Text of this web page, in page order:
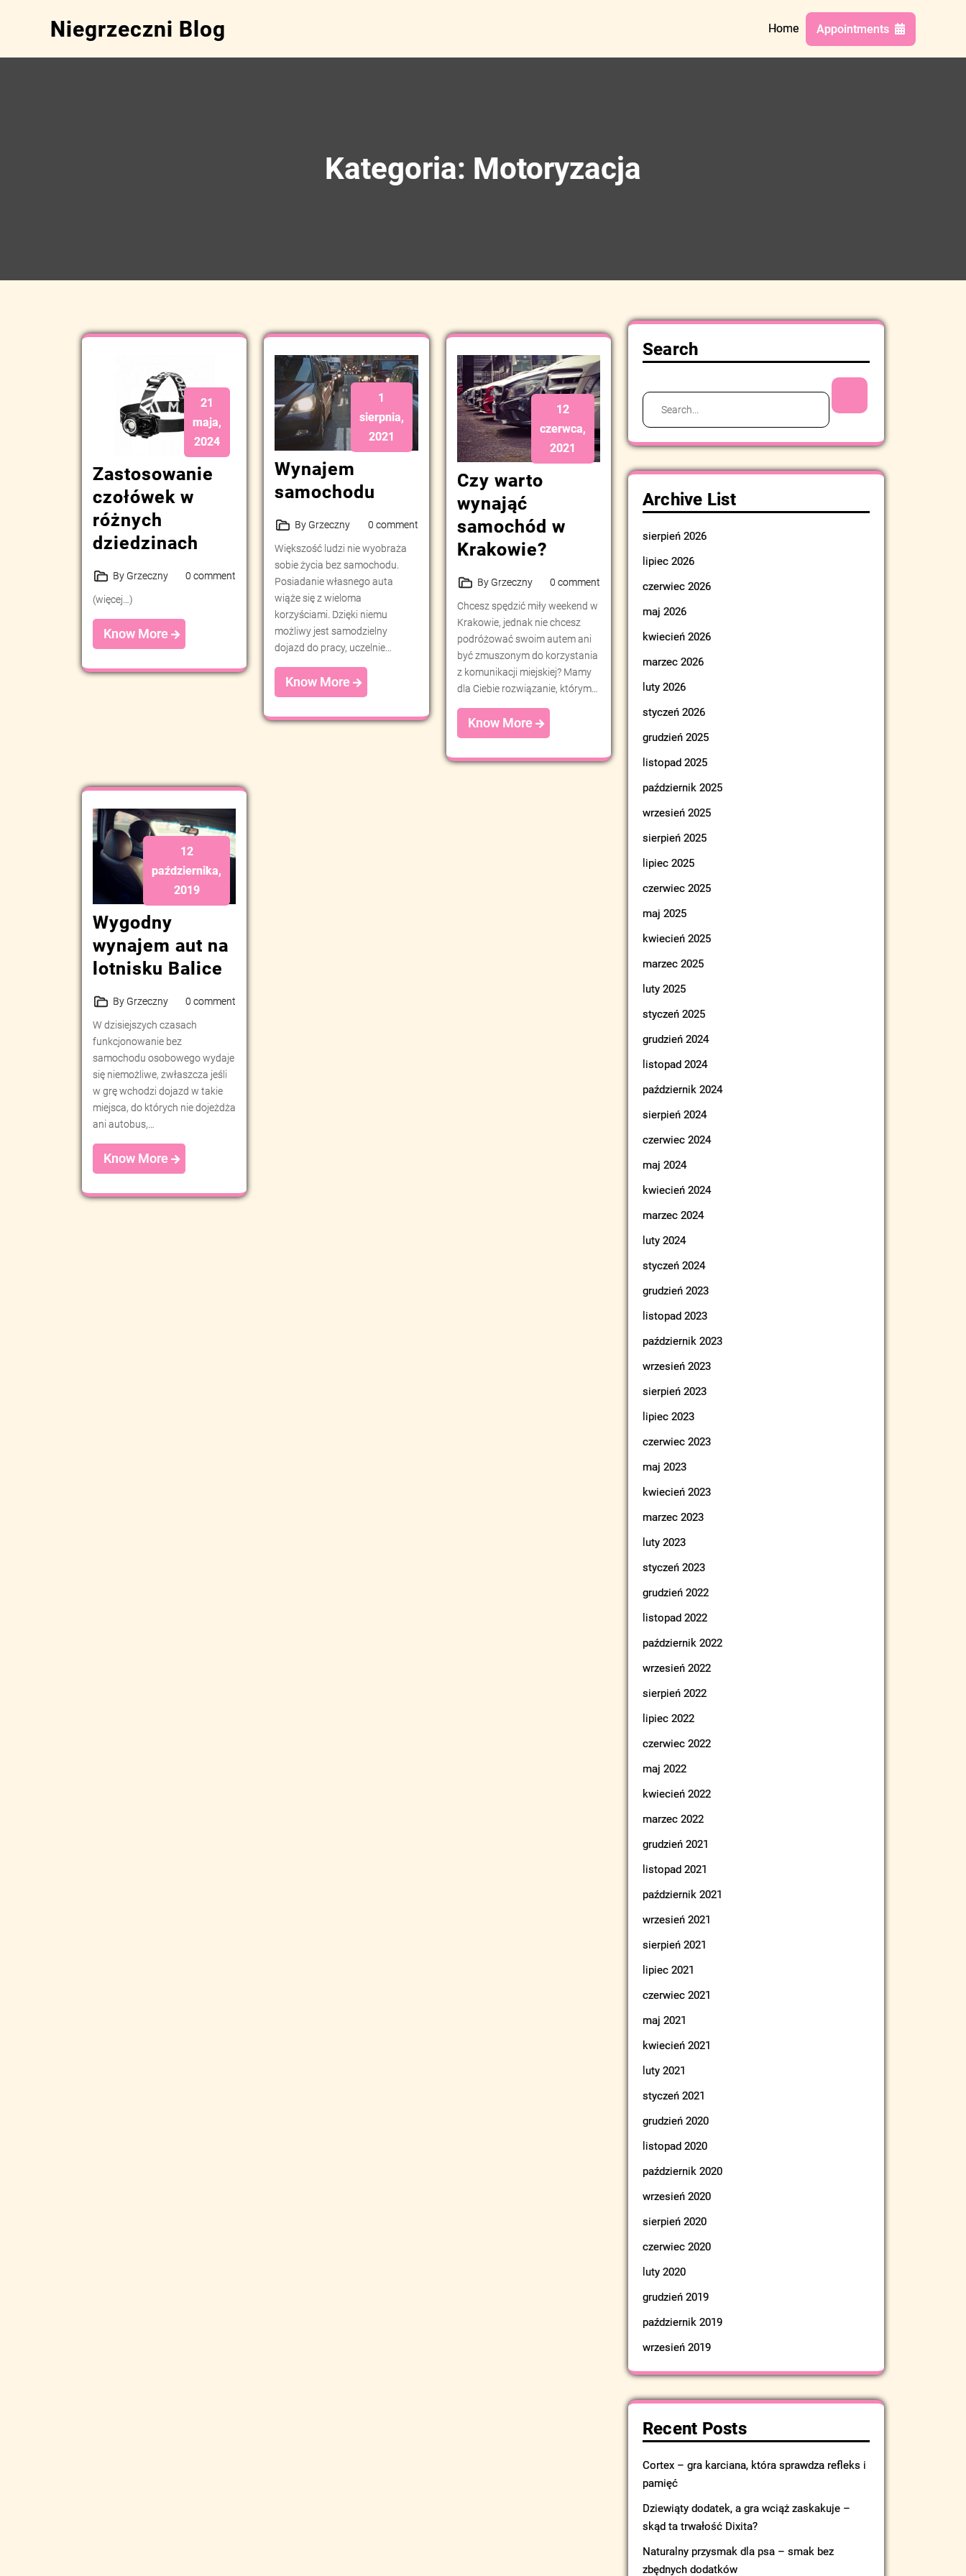
Niegrzeczni Blog Home Appointments
Kategoria: Motoryzacja
21
maja,
2024
Zastosowanie
czołówek w
różnych
dziedzinach
By Grzeczny 0 comment
(więcej…)
Know More
1
sierpnia,
2021
Wynajem
samochodu
By Grzeczny 0 comment
Większość ludzi nie wyobraża
sobie życia bez samochodu.
Posiadanie własnego auta
wiąże się z wieloma
korzyściami. Dzięki niemu
możliwy jest samodzielny
dojazd do pracy, uczelnie…
Know More
12
czerwca,
2021
Czy warto
wynająć
samochód w
Krakowie?
By Grzeczny 0 comment
Chcesz spędzić miły weekend w
Krakowie, jednak nie chcesz
podróżować swoim autem ani
być zmuszonym do korzystania
z komunikacji miejskiej? Mamy
dla Ciebie rozwiązanie, którym…
Know More
12
października,
2019
Wygodny
wynajem aut na
lotnisku Balice
By Grzeczny 0 comment
W dzisiejszych czasach
funkcjonowanie bez
samochodu osobowego wydaje
się niemożliwe, zwłaszcza jeśli
w grę wchodzi dojazd w takie
miejsca, do których nie dojeżdża
ani autobus,…
Know More
Search
Search
Archive List
sierpień 2026
lipiec 2026
czerwiec 2026
maj 2026
kwiecień 2026
marzec 2026
luty 2026
styczeń 2026
grudzień 2025
listopad 2025
październik 2025
wrzesień 2025
sierpień 2025
lipiec 2025
czerwiec 2025
maj 2025
kwiecień 2025
marzec 2025
luty 2025
styczeń 2025
grudzień 2024
listopad 2024
październik 2024
sierpień 2024
czerwiec 2024
maj 2024
kwiecień 2024
marzec 2024
luty 2024
styczeń 2024
grudzień 2023
listopad 2023
październik 2023
wrzesień 2023
sierpień 2023
lipiec 2023
czerwiec 2023
maj 2023
kwiecień 2023
marzec 2023
luty 2023
styczeń 2023
grudzień 2022
listopad 2022
październik 2022
wrzesień 2022
sierpień 2022
lipiec 2022
czerwiec 2022
maj 2022
kwiecień 2022
marzec 2022
grudzień 2021
listopad 2021
październik 2021
wrzesień 2021
sierpień 2021
lipiec 2021
czerwiec 2021
maj 2021
kwiecień 2021
luty 2021
styczeń 2021
grudzień 2020
listopad 2020
październik 2020
wrzesień 2020
sierpień 2020
czerwiec 2020
luty 2020
grudzień 2019
październik 2019
wrzesień 2019
Recent Posts
Cortex – gra karciana, która sprawdza refleks i
pamięć
Dziewiąty dodatek, a gra wciąż zaskakuje –
skąd ta trwałość Dixita?
Naturalny przysmak dla psa – smak bez
zbędnych dodatków